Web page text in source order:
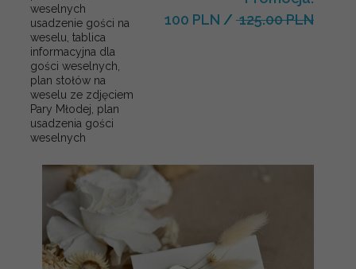
weselnych
usadzenie gości na
weselu, tablica
informacyjna dla
gości weselnych,
plan stołów na
weselu ze zdjęciem
Pary Młodej, plan
usadzenia gości
weselnych
100 PLN / 125.00 PLN